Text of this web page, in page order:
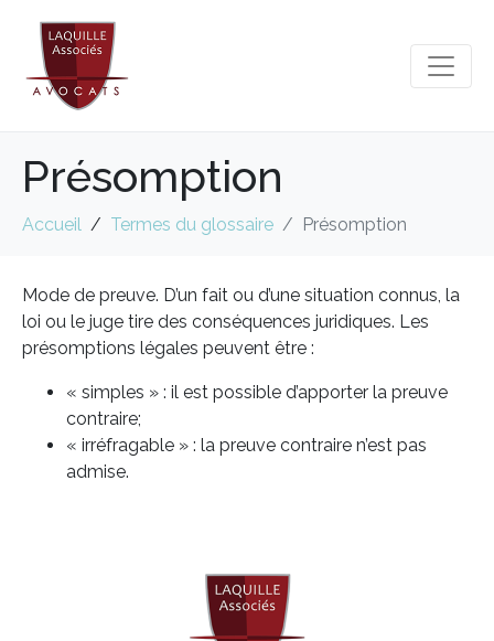
Présomption
Accueil Termes du glossaire Présomption
Mode de preuve. D’un fait ou d’une situation connus, la
loi ou le juge tire des conséquences juridiques. Les
présomptions légales peuvent être :
« simples » : il est possible d’apporter la preuve
contraire;
« irréfragable » : la preuve contraire n’est pas
admise.